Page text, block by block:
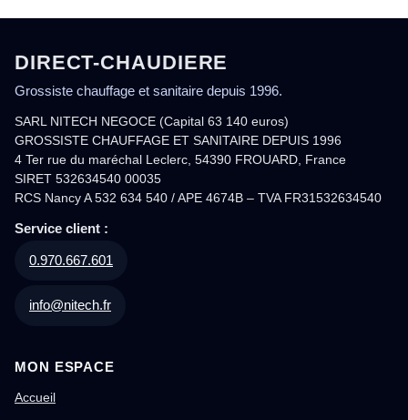
DIRECT-CHAUDIERE
Grossiste chauffage et sanitaire depuis 1996.
SARL NITECH NEGOCE (Capital 63 140 euros)
GROSSISTE CHAUFFAGE ET SANITAIRE DEPUIS 1996
4 Ter rue du maréchal Leclerc, 54390 FROUARD, France
SIRET 532634540 00035
RCS Nancy A 532 634 540 / APE 4674B – TVA FR31532634540
Service client :
0.970.667.601
info@nitech.fr
MON ESPACE
Accueil